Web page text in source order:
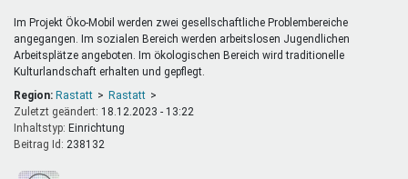
Im Projekt Öko-Mobil werden zwei gesellschaftliche Problembereiche
angegangen. Im sozialen Bereich werden arbeitslosen Jugendlichen
Arbeitsplätze angeboten. Im ökologischen Bereich wird traditionelle
Kulturlandschaft erhalten und gepflegt.
Region: Rastatt
Rastatt
Zuletzt geändert: 18.12.2023 - 13:22
Inhaltstyp:
einrichtung
Beitrag Id: 238132